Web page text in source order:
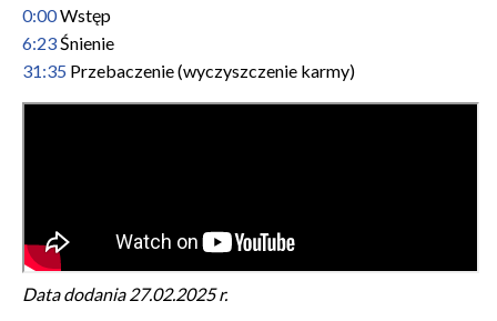
0:00Wstęp
6:23Śnienie
31:35 Przebaczenie (wyczyszczenie karmy)
Data dodania 27.02.2025 r.